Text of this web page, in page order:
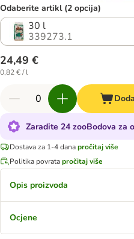
Odaberite artikl (2 opcija)
30 l
339273.1
24,49 €
0,82 € / l
Zaradite 24 zooBodova za
Dostava za 1-4 danapročitaj više
Politika povratapročitaj više
Opis proizvoda
Ocjene